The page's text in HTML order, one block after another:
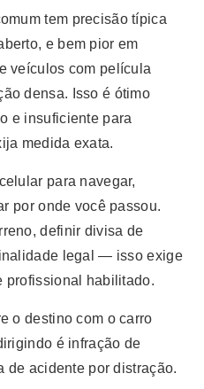
tem precisão típica
e bem pior em
veículos com película
densa. Isso é ótimo
e insuficiente para
medida exata.
para navegar,
por onde você passou.
definir divisa de
legal — isso exige
profissional habilitado.
o destino com o carro
é infração de
de acidente por distração.